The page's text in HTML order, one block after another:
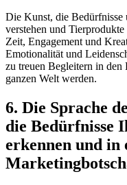
Die ‍Kunst, die⁣ Bedürfnisse
verstehen ​und
Zeit, Engagement und
Emotionalität ⁤und
zu treuen Begleitern in den
ganzen Welt werden.
6. Die Sprache
die Bedürfnisse
erkennen und⁣ in⁣